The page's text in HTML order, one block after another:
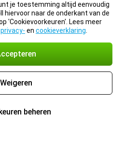
je toestemming altijd eenvoudig
hiervoor naar de onderkant van de
'Cookievoorkeuren'. Lees meer
privacy- en cookieverklaring
Weigeren
beheren